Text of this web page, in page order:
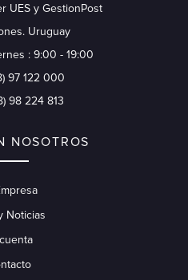
UES y GestionPost
Uruguay
: 9:00 - 19:00
97 122 000
98 224 813
NOSOTROS
Noticias